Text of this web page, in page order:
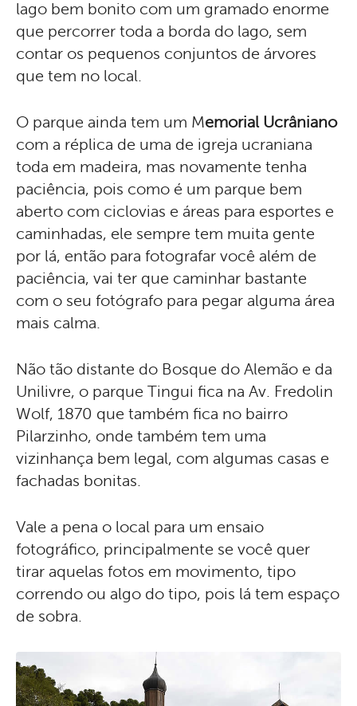
lago bem bonito com um gramado enorme
que percorrer toda a borda do lago, sem
contar os pequenos conjuntos de árvores
que tem no local.
O parque ainda tem um Memorial Ucrâniano
com a réplica de uma de igreja ucraniana
toda em madeira, mas novamente tenha
paciência, pois como é um parque bem
aberto com ciclovias e áreas para esportes e
caminhadas, ele sempre tem muita gente
por lá, então para fotografar você além de
paciência, vai ter que caminhar bastante
com o seu fotógrafo para pegar alguma área
mais calma.
Não tão distante do Bosque do Alemão e da
Unilivre, o parque Tingui fica na Av. Fredolin
Wolf, 1870 que também fica no bairro
Pilarzinho, onde também tem uma
vizinhança bem legal, com algumas casas e
fachadas bonitas.
Vale a pena o local para um ensaio
fotográfico, principalmente se você quer
tirar aquelas fotos em movimento, tipo
correndo ou algo do tipo, pois lá tem espaço
de sobra.